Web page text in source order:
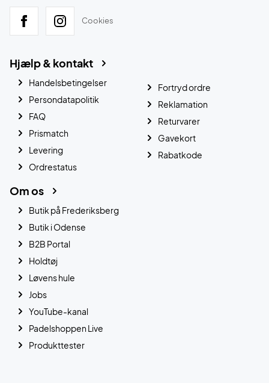
Cookies
Hjælp & kontakt
Handelsbetingelser
Persondatapolitik
FAQ
Prismatch
Levering
Ordrestatus
Fortryd ordre
Reklamation
Returvarer
Gavekort
Rabatkode
Om os
Butik på Frederiksberg
Butik i Odense
B2B Portal
Holdtøj
Løvens hule
Jobs
YouTube-kanal
Padelshoppen Live
Produkttester